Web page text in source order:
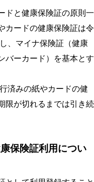
ドと健康保険証の原則一
カードの健康保険証は令
、マイナ保険証（健康
バーカード）を基本とす
済みの紙やカードの健
限が切れるまでは引き続
保険証利用につい